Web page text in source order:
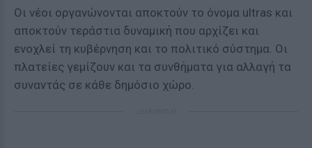
Οι νέοι οργανώνονται αποκτούν το όνομα ultras και
αποκτούν τεράστια δυναμική που αρχίζει και
ενοχλεί τη κυβέρνηση και το πολιτικό σύστημα. Οι
πλατείες γεμίζουν και τα συνθήματα για αλλαγή τα
συναντάς σε κάθε δημόσιο χώρο.